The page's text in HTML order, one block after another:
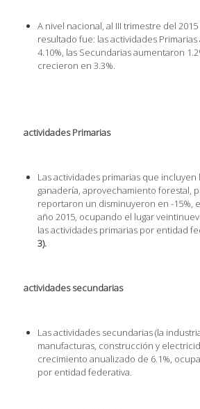
A nivel nacional, al III trimestre del
resultado fue: las actividades
4.10%, las Secundarias aumentaron
crecieron en 3.3%.
actividades Primarias
Las actividades primarias que incluyen
ganadería, aprovechamiento forestal,
reportaron un disminuyeron en -15%,
año 2015, ocupando el lugar
las actividades primarias por entidad
3).
actividades secundarias
Las actividades secundarias (la
manufacturas, construcción y
crecimiento anualizado de 6.1%,
por entidad federativa.